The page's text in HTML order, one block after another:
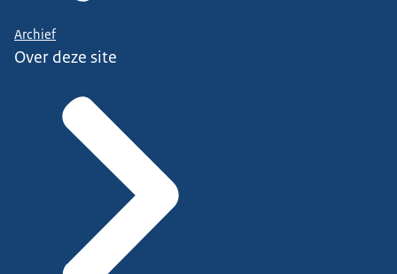
Archief
Over deze site